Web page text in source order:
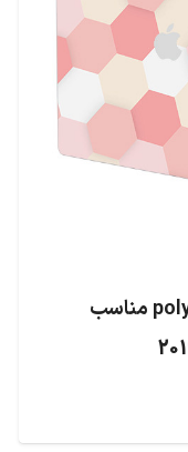
برچسب تزئینی طرحpolygon19 مناسب